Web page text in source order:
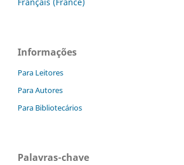
Français (France)
Informações
Para Leitores
Para Autores
Para Bibliotecários
Palavras-chave